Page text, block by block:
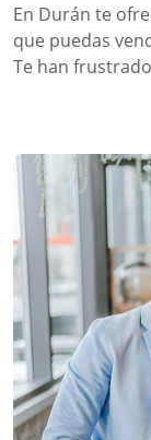
En Durán te
que puedas
Te han